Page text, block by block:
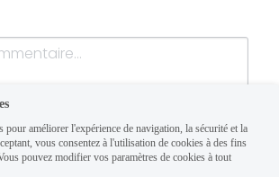
améliorer l'expérience de navigation, la sécurité et la
vous consentez à l'utilisation de cookies à des fins
pouvez modifier vos paramètres de cookies à tout